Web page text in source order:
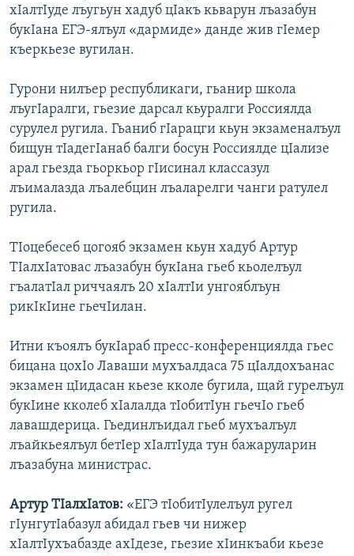
хIалтIуде лъугьун хадуб цIакъ кьварун лъазабун
букIана ЕГЭ-ялъул «дармиде» данде жив гIемер
къеркьезе вугилан.
Гурони нилъер республикаги, гьанир школа
лъугIаралги, гьезие дарсал кьуралги Россиялда
сурулел ругила. Гьаниб гIарацги кьун экзаменалъул
бищун тIадегIанаб балги босун Россиялде цIализе
арал гьезда гьоркьор гIисинал классазул
лъималазда лъалебцин лъаларелги чанги ратулел
ругила.
ТIоцебесеб цогояб экзамен кьун хадуб Артур
ТIалхIатовас лъазабун букIана гьеб кьолелъул
гъалатIал риччаялъ 20 хIалтIи унгояблъун
рикIкIине гьечIилан.
Итни къоялъ букIараб пресс-конференциялда гьес
бицана цохIо Лаваши мухъалдаса 75 цIалдохъанас
экзамен цIидасан кьезе кколе бугила, щай гурелъул
букIине кколеб хIалалда тIобитIун гьечIо гьеб
лавашдерица. Гьединлъидал гьеб мухъалъул
лъайкьеялъул бетIер хIалтIуда тун бажаруларин
лъазабуна министрас.
Артур ТIалхIатов: «ЕГЭ тIобитIулелъул ругел
гIунгутIабазул абидал гьев чи нижер
хIалтIухъабазде ахIдезе, гьезие хIинкъаби кьезе